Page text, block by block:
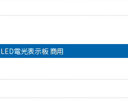
電光表示板 商用